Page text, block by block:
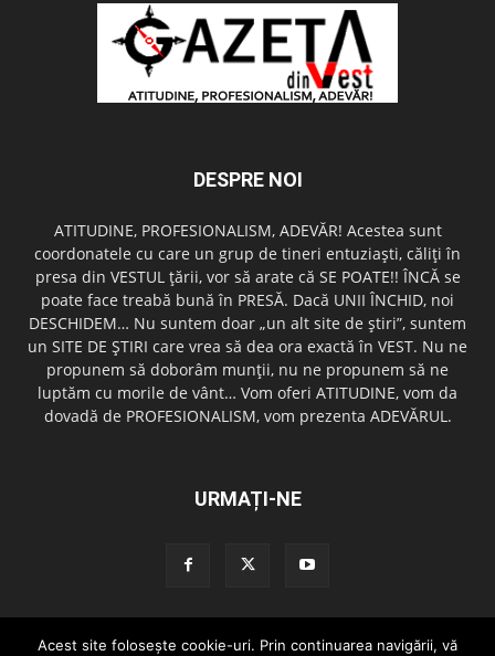
DESPRE NOI
ATITUDINE, PROFESIONALISM, ADEVĂR! Acestea sunt
coordonatele cu care un grup de tineri entuziaşti, căliţi în
presa din VESTUL ţării, vor să arate că SE POATE!! ÎNCĂ se
poate face treabă bună în PRESĂ. Dacă UNII ÎNCHID, noi
DESCHIDEM… Nu suntem doar „un alt site de ştiri”, suntem
un SITE DE ŞTIRI care vrea să dea ora exactă în VEST. Nu ne
propunem să doborâm munţii, nu ne propunem să ne
luptăm cu morile de vânt… Vom oferi ATITUDINE, vom da
dovadă de PROFESIONALISM, vom prezenta ADEVĂRUL.
URMAȚI-NE
Redactia GazetaDinVest.ro Termeni de utilizare Cod de conduita
Acest site foloseşte cookie-uri. Prin continuarea navigării, vă